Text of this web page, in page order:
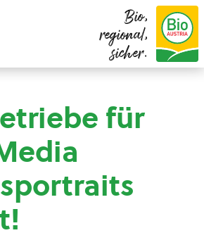
Bio,
regional,
sicher.
für